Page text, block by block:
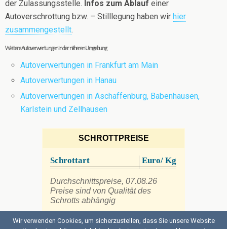
der Zulassungsstelle. Infos zum Ablauf einer
Autoverschrottung bzw. – Stilllegung haben wir hier
zusammengestellt.
Weitere Autoverwertungen in der näheren Umgebung
Autoverwertungen in Frankfurt am Main
Autoverwertungen in Hanau
Autoverwertungen in Aschaffenburg, Babenhausen,
Karlstein und Zellhausen
SCHROTTPREISE
Schrottart Euro/ Kg
Durchschnittspreise, 07.08.26
Preise sind von Qualität des
Schrotts abhängig
Wir verwenden Cookies, um sicherzustellen, dass Sie unsere Website